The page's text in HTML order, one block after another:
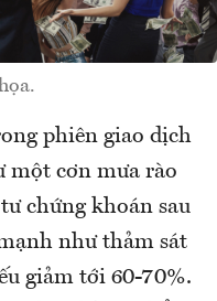
phiên giao dịch
một cơn mưa rào
chứng khoán sau
như thảm sát
giảm tới 60-70%.